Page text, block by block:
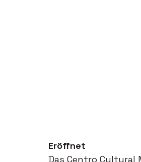
Eröffnet
Das Centro Cultural